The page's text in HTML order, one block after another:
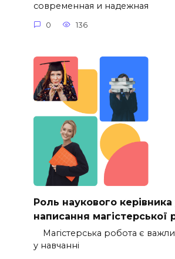
современная и надежная
0 136
Роль наукового керівника
написання магістерської
Магістерська робота є
у навчанні